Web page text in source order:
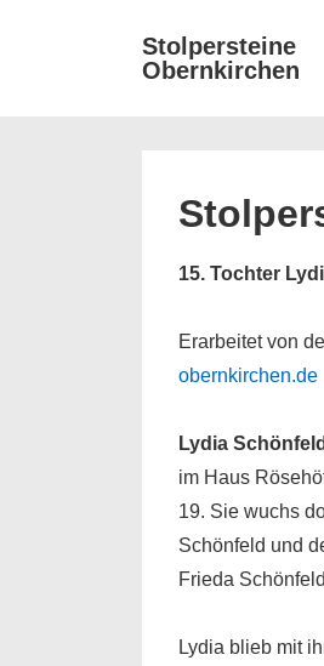
Stolpersteine
Obernkirchen
15. Tochter
Erarbeitet von
obernkirchen.de
Lydia Schönfeld
im Haus
19. Sie wuchs
Schönfeld und
Frieda
Lydia blieb mit